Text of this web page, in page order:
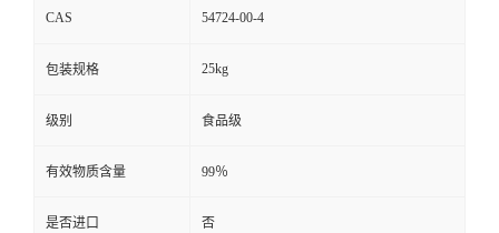
CAS 54724-00-4
包装规格 25kg
级别 食品级
有效物质含量 99％
是否进口 否